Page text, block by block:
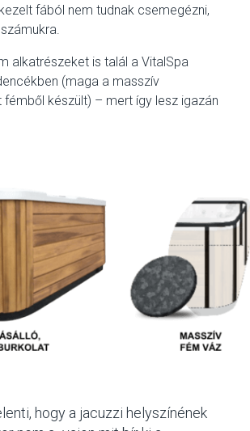
fából nem tudnak csemegézni,
alkatrészeket is talál a VitalSpa
(maga a masszív
készült) – mert így lesz igazán
hogy a jacuzzi helyszínének